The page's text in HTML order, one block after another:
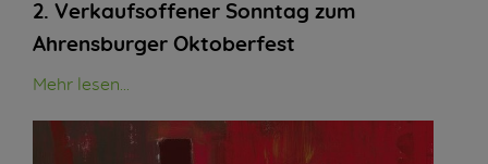
2. Verkaufsoffener Sonntag zum
Ahrensburger Oktoberfest
Mehr lesen...